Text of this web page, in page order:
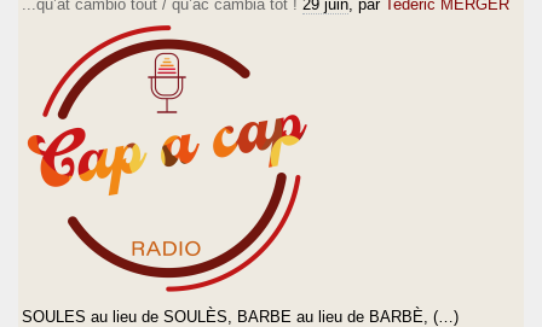
...qu’at cambio tout / qu’ac cambia tot ! 29 juin , par Tederic MERGER
SOULES au lieu de SOULÈS, BARBE au lieu de BARBÈ, (…)